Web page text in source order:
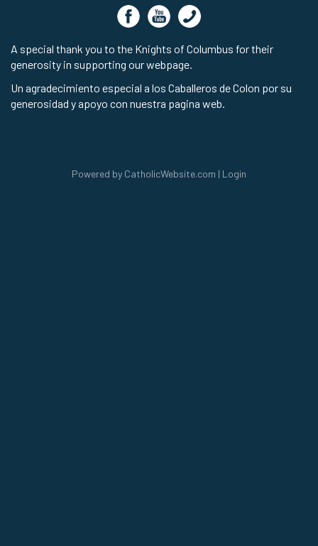
A special thank you to the Knights of Columbus for their
generosity in supporting our webpage.
Un agradecimiento especial a los Caballeros de Colon por su
generosidad y apoyo con nuestra pagina web.
Powered by CatholicWebsite.com | Login